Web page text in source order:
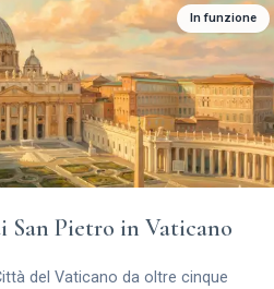
In funzione
San Pietro in Vaticano
del Vaticano da oltre cinque